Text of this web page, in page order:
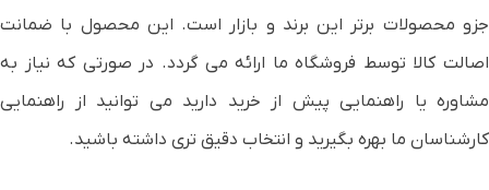
جزو محصولات برتر این برند و بازار است. این محصول با ضمانت
اصالت کالا توسط فروشگاه ما ارائه می گردد. در صورتی که نیاز به
مشاوره یا راهنمایی پیش از خرید دارید می توانید از راهنمایی
کارشناسان ما بهره بگیرید و انتخاب دقیق تری داشته باشید.